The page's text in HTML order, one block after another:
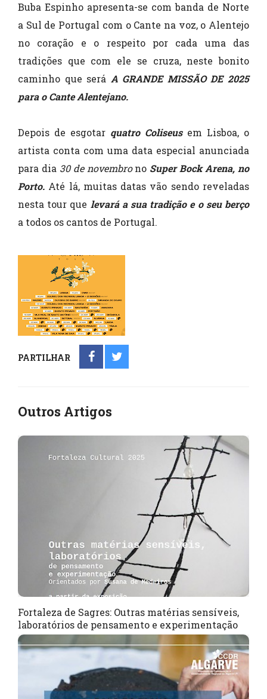
Buba Espinho apresenta-se com banda de Norte
a Sul de Portugal com o Cante na voz, o Alentejo
no coração e o respeito por cada uma das
tradições que com ele se cruza, neste bonito
caminho que será A GRANDE MISSÃO DE 2025
para o Cante Alentejano.
Depois de esgotar quatro Coliseusem Lisboa, o
artista conta com uma data especial anunciada
para dia 30 de novembrono Super Bock Arena, no
Porto. Até lá, muitas datas vão sendo reveladas
nesta tour que levará a sua tradição e o seu berço
a todos os cantos de Portugal.
PARTILHAR
Outros Artigos
Fortaleza de Sagres: Outras matérias sensíveis,
laboratórios de pensamento e experimentação